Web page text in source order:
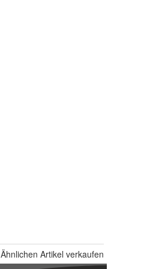
Ähnlichen Artikel verkaufen